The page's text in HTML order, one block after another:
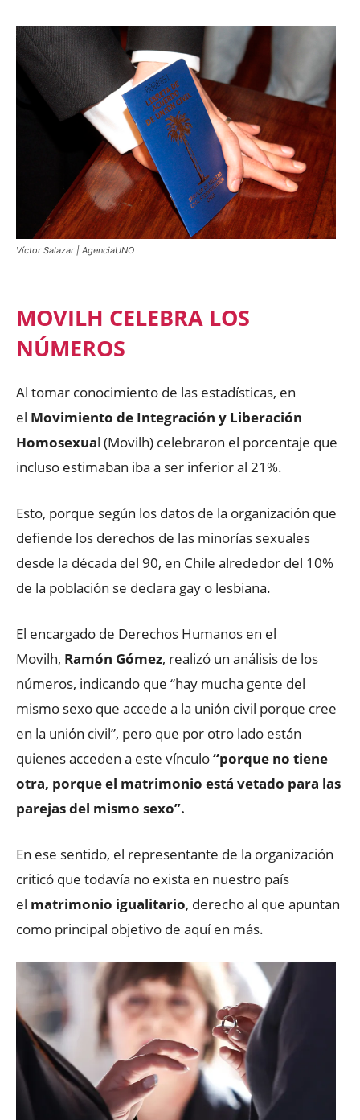
Víctor Salazar | AgenciaUNO
MOVILH CELEBRA LOS
NÚMEROS
Al tomar conocimiento de las estadísticas, en
el Movimiento de Integración y Liberación
Homosexual (Movilh) celebraron el porcentaje que
incluso estimaban iba a ser inferior al 21%.
Esto, porque según los datos de la organización que
defiende los derechos de las minorías sexuales
desde la década del 90, en Chile alrededor del 10%
de la población se declara gay o lesbiana.
El encargado de Derechos Humanos en el
Movilh, Ramón Gómez, realizó un análisis de los
números, indicando que “hay mucha gente del
mismo sexo que accede a la unión civil porque cree
en la unión civil”, pero que por otro lado están
quienes acceden a este vínculo“porque no tiene
otra, porque el matrimonio está vetado para las
parejas del mismo sexo”.
En ese sentido, el representante de la organización
criticó que todavía no exista en nuestro país
el matrimonio igualitario, derecho al que apuntan
como principal objetivo de aquí en más.